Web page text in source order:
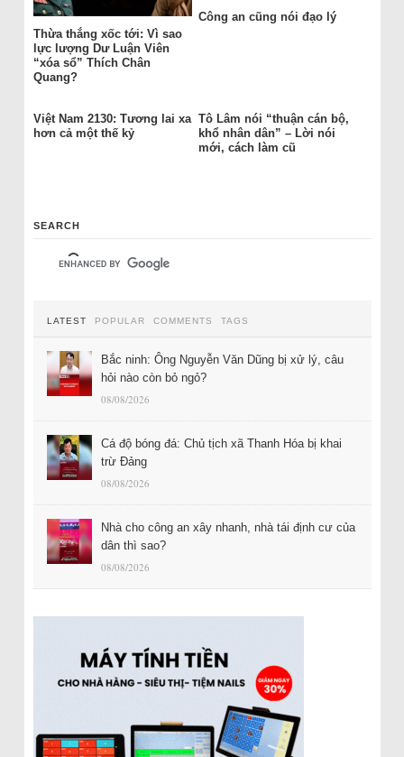
Thừa thắng xốc tới: Vì sao
lực lượng Dư Luận Viên
“xóa sổ” Thích Chân
Quang?
Công an cũng nói đạo lý
Việt Nam 2130: Tương lai xa
hơn cả một thế kỷ
Tô Lâm nói “thuận cán bộ,
khổ nhân dân” – Lời nói
mới, cách làm cũ
SEARCH
LATEST POPULAR COMMENTS TAGS
Bắc ninh: Ông Nguyễn Văn Dũng bị xử lý, câu
hỏi nào còn bỏ ngỏ?
08/08/2026
Cá độ bóng đá: Chủ tịch xã Thanh Hóa bị khai
trừ Đảng
08/08/2026
Nhà cho công an xây nhanh, nhà tái định cư của
dân thì sao?
08/08/2026